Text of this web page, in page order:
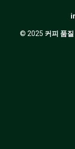
© 2025 커피 품